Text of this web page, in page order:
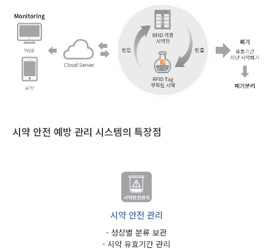
시약 안전 예방 관리 시스템의 특장점
시약 안전 관리
- 성상별 분류 보관
- 시약 유효기간 관리